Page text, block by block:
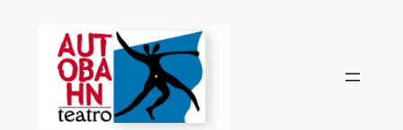
contenuto